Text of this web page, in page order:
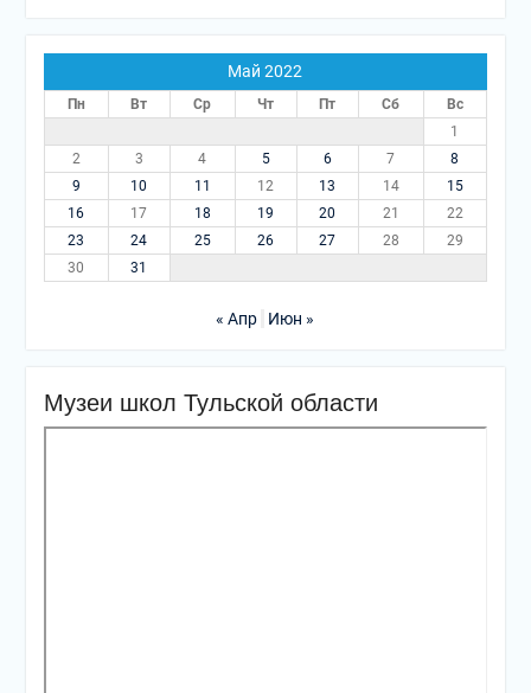
Май 2022
Пн Вт Ср Чт Пт Сб
Вс
1
2
3 4 5 6 7
8
9
10 11 12 13 14
15
16
17 18 19 20 21
22
23
24 25 26 27 28
29
30
31
« Апр Июн »
Музеи школ Тульской области